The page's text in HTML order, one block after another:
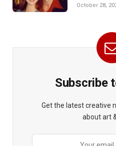
October 28,
Subscribe
Get the latest creative
about art